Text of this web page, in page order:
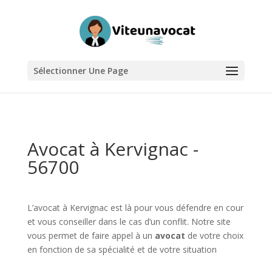
Sélectionner Une Page
Avocat à Kervignac -
56700
L’avocat à Kervignac est là pour vous défendre en cour
et vous conseiller dans le cas d’un conflit. Notre site
vous permet de faire appel à un avocat de votre choix
en fonction de sa spécialité et de votre situation